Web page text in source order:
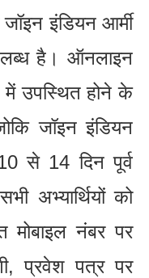
इंडियन आर्मी
है। ऑनलाइन
में उपस्थित होने के
जॉइन इंडियन
से 14 दिन पूर्व
अभ्यार्थियों को
मोबाइल नंबर पर
प्रवेश पत्र पर